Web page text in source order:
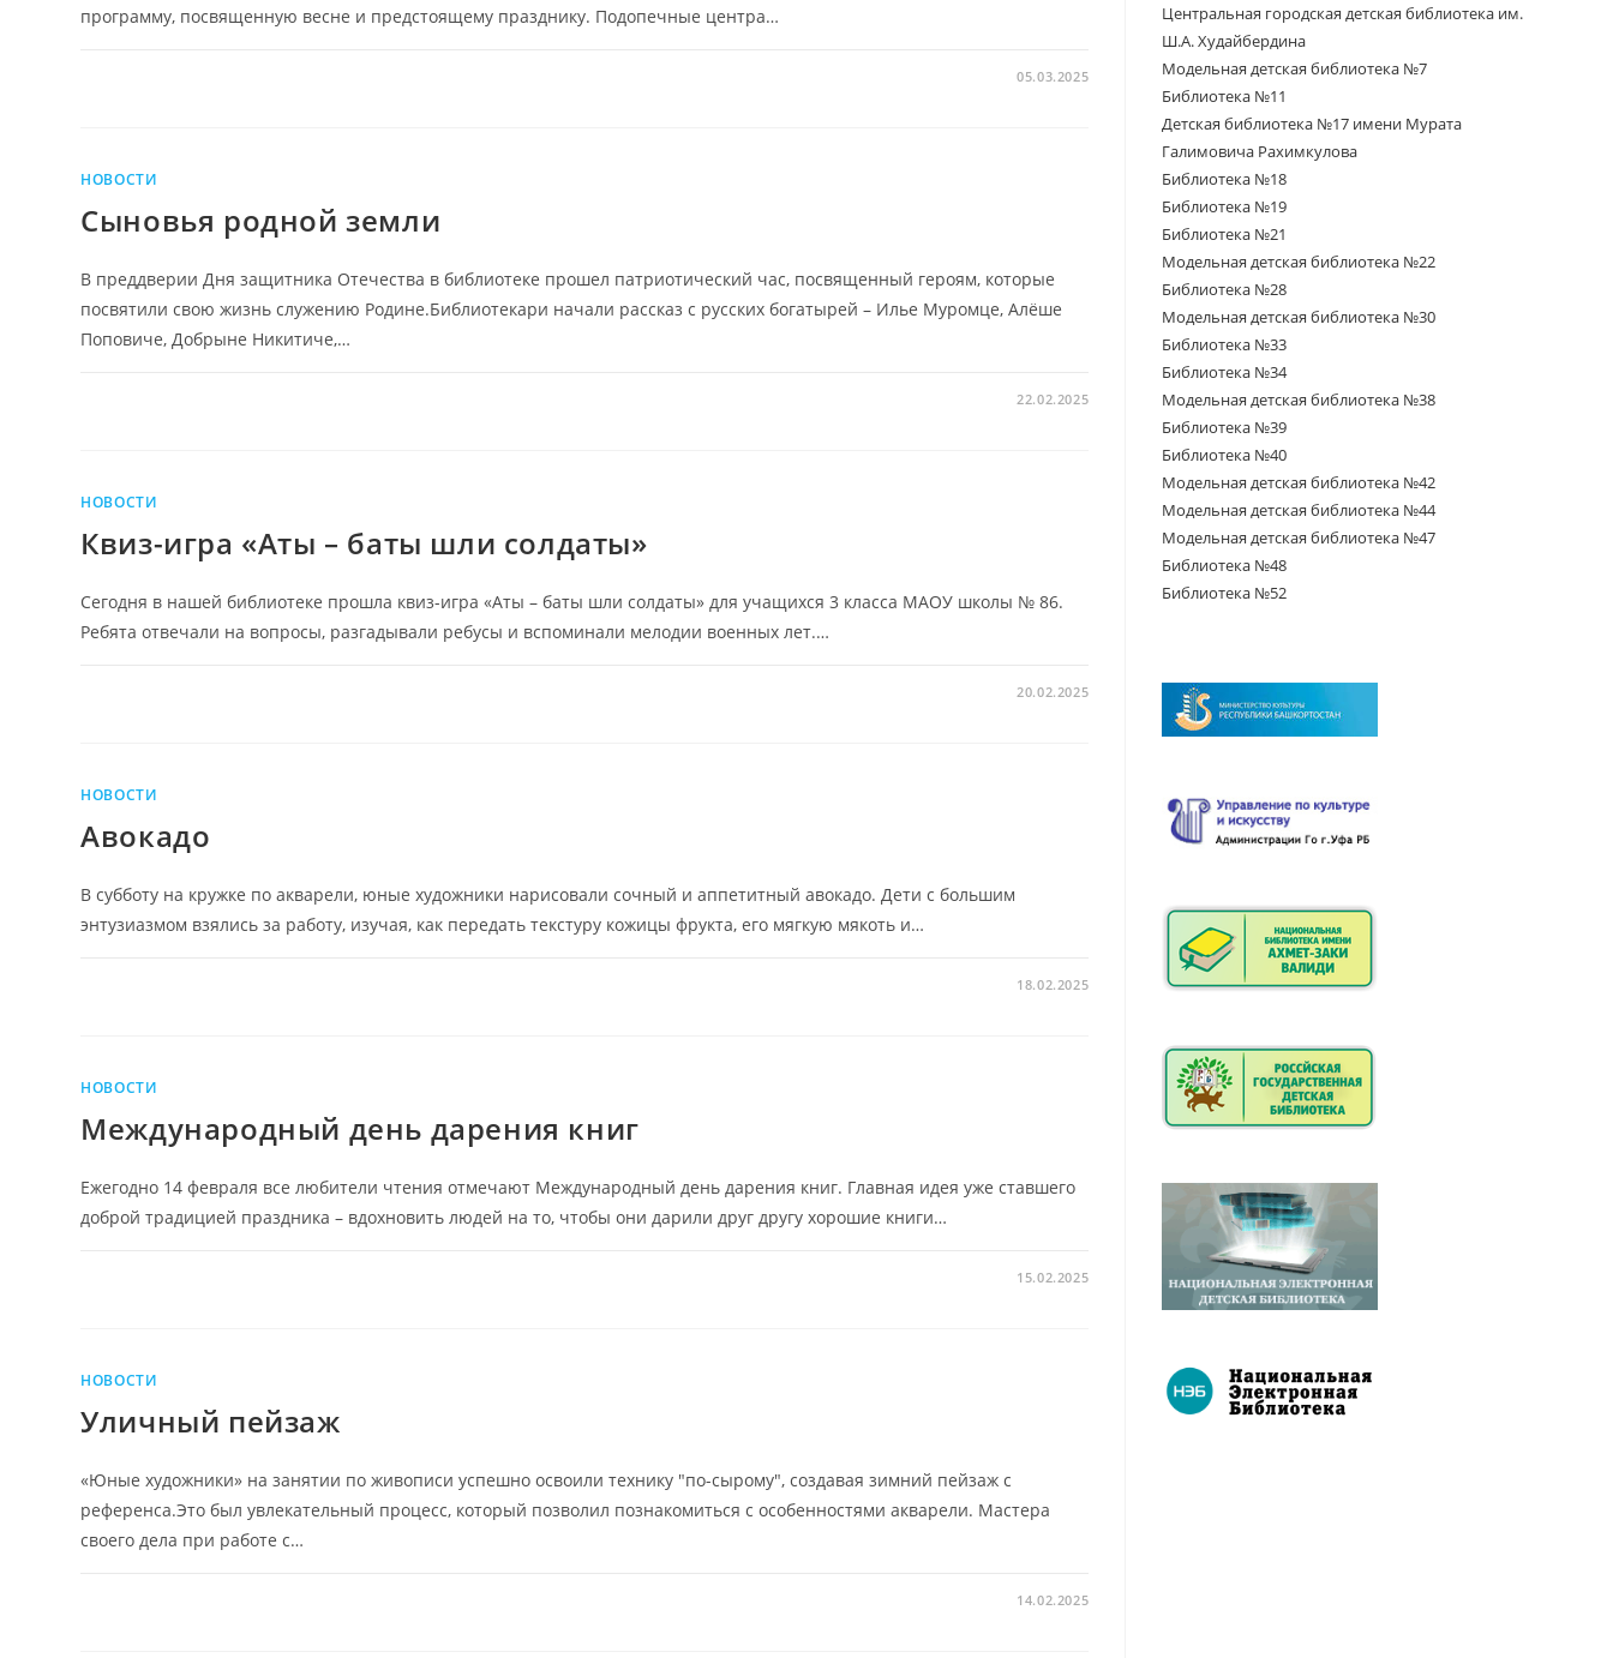
Центральная городская детская библиотека им.
Ш.А. Худайбердина
Модельная детская библиотека №7
Библиотека №11
Детская библиотека №17 имени Мурата
Галимовича Рахимкулова
Библиотека №18
Библиотека №19
Библиотека №21
Модельная детская библиотека №22
Библиотека №28
Модельная детская библиотека №30
Библиотека №33
Библиотека №34
Модельная детская библиотека №38
Библиотека №39
Библиотека №40
Модельная детская библиотека №42
Модельная детская библиотека №44
Модельная детская библиотека №47
Библиотека №48
Библиотека №52
программу, посвященную весне и предстоящему празднику. Подопечные центра…
05.03.2025
НОВОСТИ
Сыновья родной земли
В преддверии Дня защитника Отечества в библиотеке прошел патриотический час, посвященный героям, которые
посвятили свою жизнь служению Родине.Библиотекари начали рассказ с русских богатырей – Илье Муромце, Алёше
Поповиче, Добрыне Никитиче,…
22.02.2025
НОВОСТИ
Квиз-игра «Аты – баты шли солдаты»
Сегодня в нашей библиотеке прошла квиз-игра «Аты – баты шли солдаты» для учащихся 3 класса МАОУ школы № 86.
Ребята отвечали на вопросы, разгадывали ребусы и вспоминали мелодии военных лет.…
20.02.2025
НОВОСТИ
Авокадо
В субботу на кружке по акварели, юные художники нарисовали сочный и аппетитный авокадо. Дети с большим
энтузиазмом взялись за работу, изучая, как передать текстуру кожицы фрукта, его мягкую мякоть и…
18.02.2025
НОВОСТИ
Международный день дарения книг
Ежегодно 14 февраля все любители чтения отмечают Международный день дарения книг. Главная идея уже ставшего
доброй традицией праздника – вдохновить людей на то, чтобы они дарили друг другу хорошие книги…
15.02.2025
НОВОСТИ
Уличный пейзаж
«Юные художники» на занятии по живописи успешно освоили технику "по-сырому", создавая зимний пейзаж с
референса.Это был увлекательный процесс, который позволил познакомиться с особенностями акварели. Мастера
своего дела при работе с…
14.02.2025